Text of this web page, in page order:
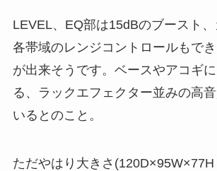
LEVEL、EQ部は15dBのブースト、
各帯域のレンジコントロールもで
が出来そうです。ベースやアコギ
る、ラックエフェクター並みの高
いるとのこと。
ただやはり大きさ